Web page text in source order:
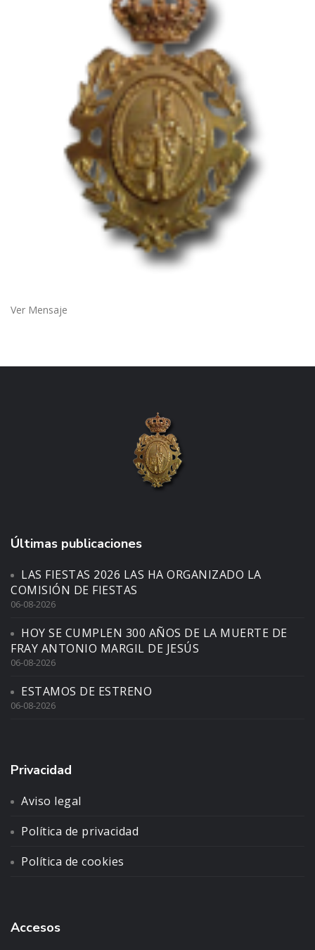
Ver Mensaje
Últimas publicaciones
LAS FIESTAS 2026 LAS HA ORGANIZADO LA
COMISIÓN DE FIESTAS
06-08-2026
HOY SE CUMPLEN 300 AÑOS DE LA MUERTE DE
FRAY ANTONIO MARGIL DE JESÚS
06-08-2026
ESTAMOS DE ESTRENO
06-08-2026
Privacidad
Aviso legal
Política de privacidad
Política de cookies
Accesos